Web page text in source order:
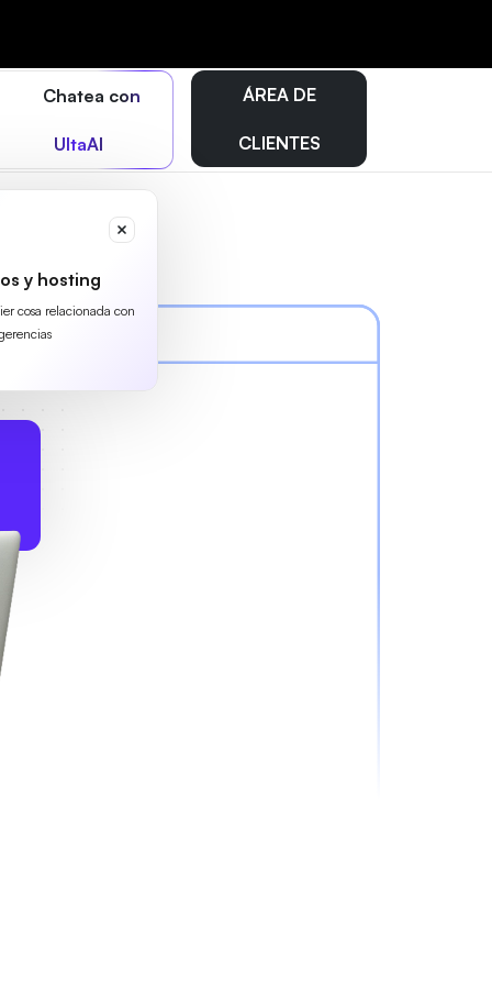
Chatea con
UltaAI
y hosting
cosa relacionada con
ÁREA DE
CLIENTES